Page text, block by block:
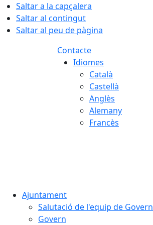
Saltar a la capçalera
Saltar al contingut
Saltar al peu de pàgina
Contacte
Idiomes
Català
Castellà
Anglès
Alemany
Francès
Ajuntament
Salutació de l'equip de Govern
Govern